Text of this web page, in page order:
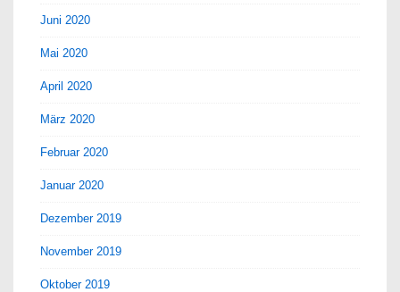
Juni 2020
Mai 2020
April 2020
März 2020
Februar 2020
Januar 2020
Dezember 2019
November 2019
Oktober 2019